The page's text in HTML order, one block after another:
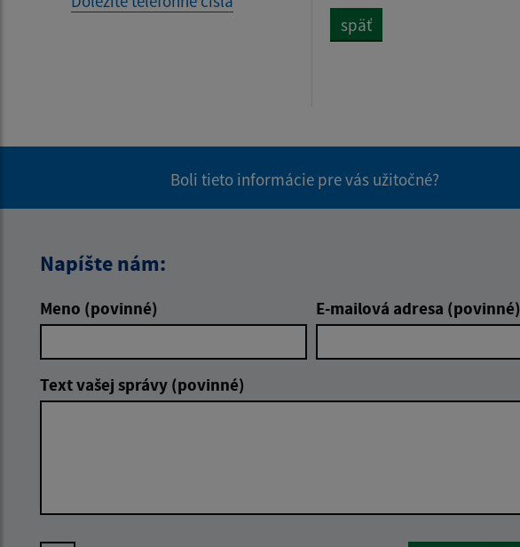
späť
Boli tieto informácie pre vás užitočné?
Napíšte nám:
Meno (povinné) E-mailová adresa (povinné)
Text vašej správy (povinné)